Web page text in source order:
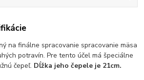
na finálne spracovanie spracovanie mäsa
potravín. Pre tento účel má špeciálne
čepeľ. Dĺžka jeho čepele je 21cm.